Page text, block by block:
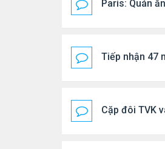
Paris: Quán
Tiếp nhận 47
Cặp đôi TVK